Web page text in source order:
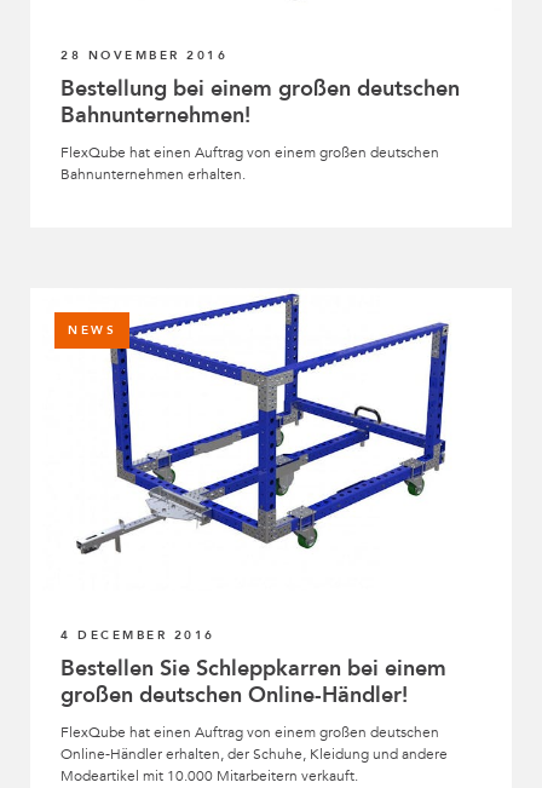
28 NOVEMBER 2016
Bestellung bei einem großen deutschen
Bahnunternehmen!
FlexQube hat einen Auftrag von einem großen deutschen
Bahnunternehmen erhalten.
NEWS
4 DECEMBER 2016
Bestellen Sie Schleppkarren bei einem
großen deutschen Online-Händler!
FlexQube hat einen Auftrag von einem großen deutschen
Online-Händler erhalten, der Schuhe, Kleidung und andere
Modeartikel mit 10.000 Mitarbeitern verkauft.